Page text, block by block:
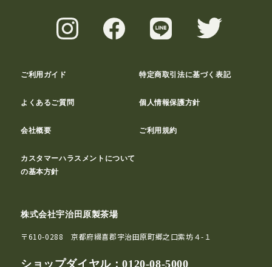
ご利用ガイド 特定商取引法に基づく表記
よくあるご質問 個人情報保護方針
会社概要 ご利用規約
カスタマーハラスメントについて
の基本方針
株式会社宇治田原製茶場
〒610-0288 京都府綴喜郡宇治田原町郷之口紫坊４-１
ショップダイヤル：0120-08-5000